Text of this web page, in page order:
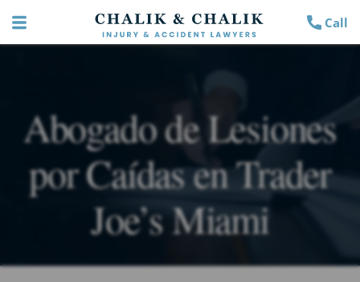
Call
Abogado de Lesiones
por Caídas en Trader
Joe’s Miami